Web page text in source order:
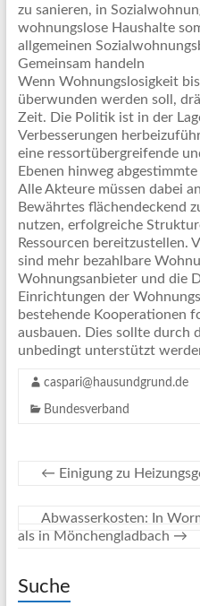
zu sanieren, in
wohnungslose Haushalte
allgemeinen
Gemeinsam handeln
Wenn Wohnungslosigkeit
überwunden werden soll,
Zeit. Die Politik ist in der
Verbesserungen
eine ressortübergreifende
Ebenen hinweg
Alle Akteure müssen dabei
Bewährtes flächendeckend
nutzen, erfolgreiche
Ressourcen bereitzustellen.
sind mehr bezahlbare
Wohnungsanbieter und die
Einrichtungen der
bestehende Kooperationen
ausbauen. Dies sollte durch
unbedingt unterstützt
caspari@hausundgrund.de
Bundesverband
← Einigung zu
Abwasserkosten: In
als in Mönchengladbach →
Suche